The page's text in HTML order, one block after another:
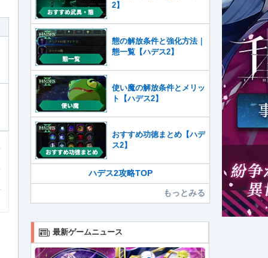
2】
態の解放条件と強化方法｜
態一覧【ハデス2】
使い魔の解放条件とメリッ
ト【ハデス2】
おすすめ功徳まとめ【ハデ
ス2】
ハデス2攻略TOP
もっとみる
最新ゲームニュース